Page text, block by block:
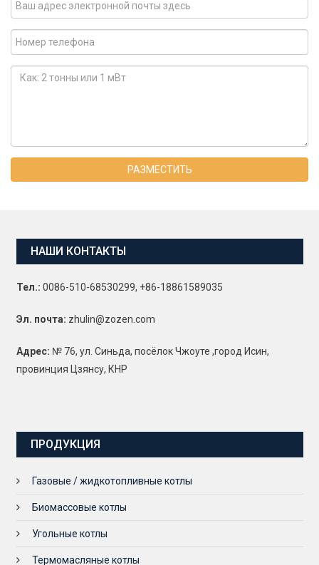
РАЗМЕСТИТЬ
НАШИ КОНТАКТЫ
Тел.: 0086-510-68530299, +86-18861589035
Эл. почта: zhulin@zozen.com
Адрес: № 76, ул. Синьда, посёлок Чжоуте ,город Исин,
провинция Цзянсу, КНР
ПРОДУКЦИЯ
Газовые / жидкотопливные котлы
Биомассовые котлы
Угольные котлы
Термомасляные котлы